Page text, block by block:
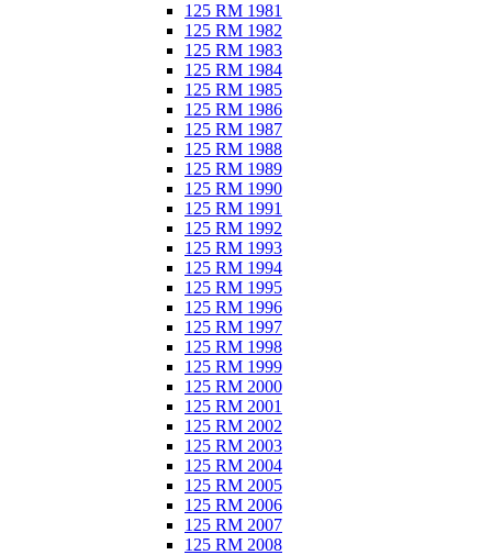
125 RM 1981
125 RM 1982
125 RM 1983
125 RM 1984
125 RM 1985
125 RM 1986
125 RM 1987
125 RM 1988
125 RM 1989
125 RM 1990
125 RM 1991
125 RM 1992
125 RM 1993
125 RM 1994
125 RM 1995
125 RM 1996
125 RM 1997
125 RM 1998
125 RM 1999
125 RM 2000
125 RM 2001
125 RM 2002
125 RM 2003
125 RM 2004
125 RM 2005
125 RM 2006
125 RM 2007
125 RM 2008